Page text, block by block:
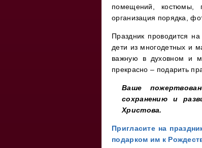
помещений, костюмы,
организация порядка,
Праздник проводится
дети из многодетных и
важную в духовном и
прекрасно – подарить
Ваше
сохранению и
Христова.
Пригласите на
подарком им к